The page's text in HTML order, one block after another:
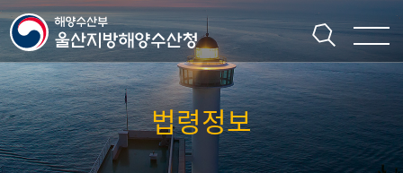
본문 바로가기
주메뉴 바로가기
법령정보